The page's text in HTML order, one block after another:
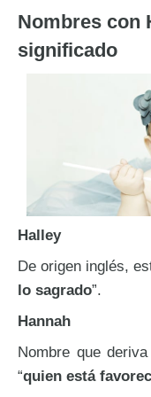
Nombres con
significado
Halley
De origen inglés,
lo sagrado”.
Hannah
Nombre que
“quien está